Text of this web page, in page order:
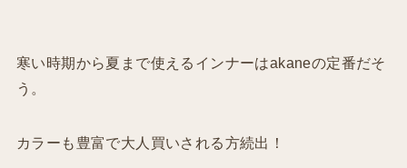
寒い時期から夏まで使えるインナーはakaneの定番だそ
う。
カラーも豊富で大人買いされる方続出！